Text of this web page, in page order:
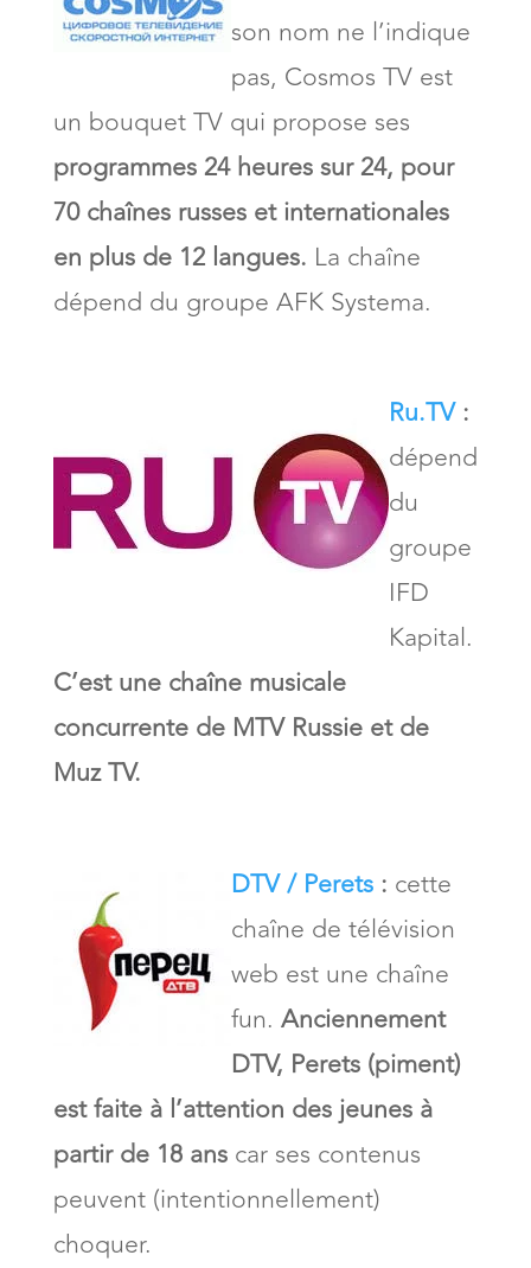
son nom ne l’indique
pas, Cosmos TV est
un bouquet TV qui propose ses
programmes 24 heures sur 24, pour
70 chaînes russes et internationales
en plus de 12 langues. La chaîne
dépend du groupe AFK Systema.
Ru.TV:
dépend
du
groupe
IFD
Kapital.
C’est une chaîne musicale
concurrente de MTV Russie et de
Muz TV.
DTV / Perets: cette
chaîne de télévision
web est une chaîne
fun. Anciennement
DTV, Perets (piment)
est faite à l’attention des jeunes à
partir de 18 anscar ses contenus
peuvent (intentionnellement)
choquer.